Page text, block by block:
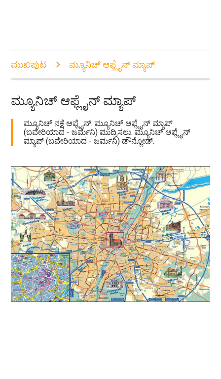
ಮುಖಪುಟ ಮ್ಯೂನಿಚ್ ಆಫ್ಲೈನ್ ಮ್ಯಾಪ್
ಮ್ಯೂನಿಚ್ ಆಫ್ಲೈನ್ ಮ್ಯಾಪ್
ಮ್ಯೂನಿಚ್ ನಕ್ಷೆ ಆಫ್ಲೈನ್. ಮ್ಯೂನಿಚ್ ಆಫ್ಲೈನ್ ಮ್ಯಾಪ್
(ಬವೇರಿಯಾದ - ಜರ್ಮನಿ) ಮುದ್ರಿಸಲು. ಮ್ಯೂನಿಚ್ ಆಫ್ಲೈನ್
ಮ್ಯಾಪ್ (ಬವೇರಿಯಾದ - ಜರ್ಮನಿ) ಡೌನ್ಲೋಡ್.